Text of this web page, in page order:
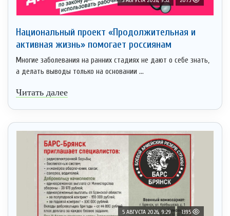
Национальный проект «Продолжительная и
активная жизнь» помогает россиянам
Многие заболевания на ранних стадиях не дают о себе знать,
а делать выводы только на основании ...
Читать далее
5 АВГУСТА 2026, 9:29 1395